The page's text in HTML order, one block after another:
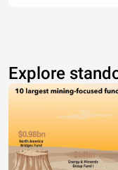
Explore